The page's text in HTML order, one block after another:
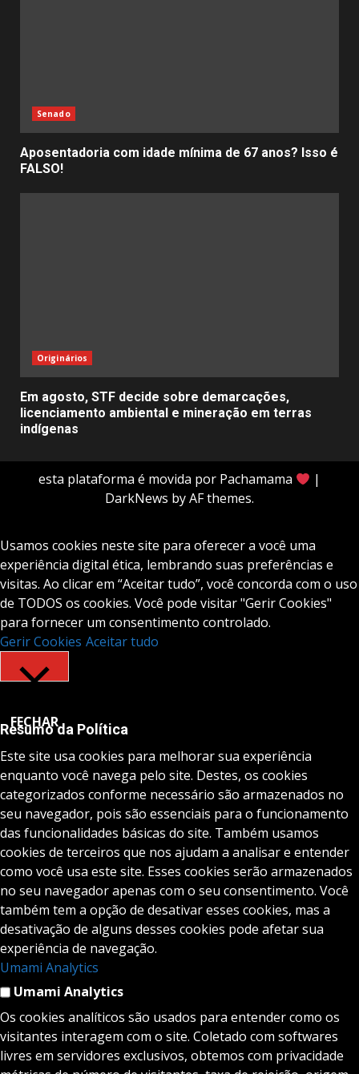
Senado
Aposentadoria com idade mínima de 67 anos? Isso é
FALSO!
Originários
Em agosto, STF decide sobre demarcações,
licenciamento ambiental e mineração em terras
indígenas
esta plataforma é movida por Pachamama
|
DarkNews by AF themes.
Usamos cookies neste site para oferecer a você uma
experiência digital ética, lembrando suas preferências e
visitas. Ao clicar em “Aceitar tudo”, você concorda com o uso
de TODOS os cookies. Você pode visitar "Gerir Cookies"
para fornecer um consentimento controlado.
Gerir Cookies Aceitar tudo
FECHAR
Resumo da Política
Este site usa cookies para melhorar sua experiência
enquanto você navega pelo site. Destes, os cookies
categorizados conforme necessário são armazenados no
seu navegador, pois são essenciais para o funcionamento
das funcionalidades básicas do site. Também usamos
cookies de terceiros que nos ajudam a analisar e entender
como você usa este site. Esses cookies serão armazenados
no seu navegador apenas com o seu consentimento. Você
também tem a opção de desativar esses cookies, mas a
desativação de alguns desses cookies pode afetar sua
experiência de navegação.
Umami Analytics
Umami Analytics
Os cookies analíticos são usados para entender como os
visitantes interagem com o site. Coletado com softwares
livres em servidores exclusivos, obtemos com privacidade